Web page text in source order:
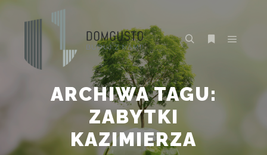
ARCHIWA TAGU:
ZABYTKI
KAZIMIERZA